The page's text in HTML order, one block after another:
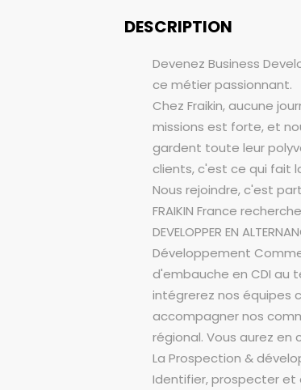
DESCRIPTION
Devenez Business
ce métier passionnant.
Chez Fraikin, aucune
missions est forte, et
gardent toute leur
clients, c'est ce qui fait
Nous rejoindre, c'est
FRAIKIN France
DEVELOPPER EN
Développement
d'embauche en CDI au
intégrerez nos équipes
accompagner nos
régional. Vous aurez en
La Prospection &
Identifier, prospecter et